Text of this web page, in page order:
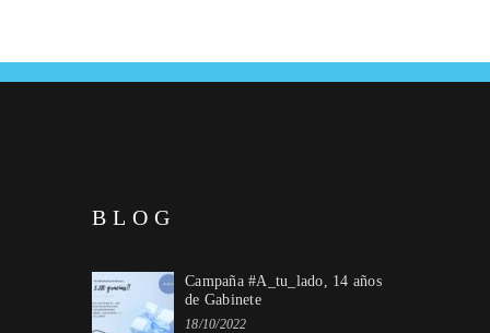
BLOG
Campaña #A_tu_lado, 14 años
de Gabinete
18/10/2022